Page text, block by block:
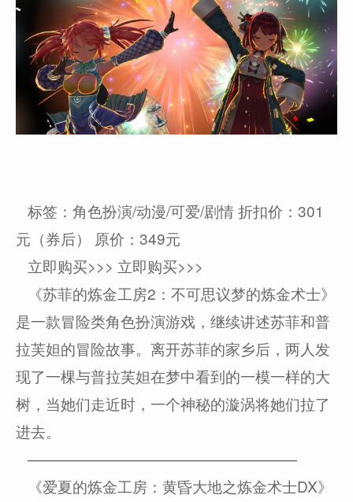
标签：角色扮演/动漫/可爱/剧情 折扣价：301
元（券后） 原价：349元
立即购买>>> 立即购买>>>
《苏菲的炼金工房2：不可思议梦的炼金术士》
是一款冒险类角色扮演游戏，继续讲述苏菲和普
拉芙妲的冒险故事。离开苏菲的家乡后，两人发
现了一棵与普拉芙妲在梦中看到的一模一样的大
树，当她们走近时，一个神秘的漩涡将她们拉了
进去。
——————————————————
《爱夏的炼金工房：黄昏大地之炼金术士DX》